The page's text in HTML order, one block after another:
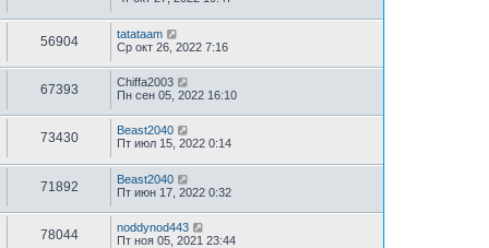
56904
tatataam
Ср окт 26, 2022 7:16
67393
Chiffa2003
Пн сен 05, 2022 16:10
73430
Beast2040
Пт июл 15, 2022 0:14
71892
Beast2040
Пт июн 17, 2022 0:32
78044
noddynod443
Пт ноя 05, 2021 23:44